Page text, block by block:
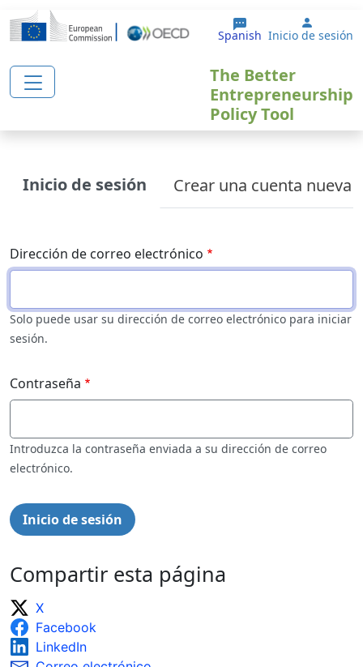
Pasar al contenido principal
Spanish User
Inicio de sesión
The Better
Entrepreneurship
Policy Tool
Primary tabs
Inicio de sesión Crear una cuenta nueva
Dirección de correo electrónico
Solo puede usar su dirección de correo electrónico para iniciar
sesión.
Contraseña
Introduzca la contraseña enviada a su dirección de correo
electrónico.
Compartir esta página
X
Facebook
LinkedIn